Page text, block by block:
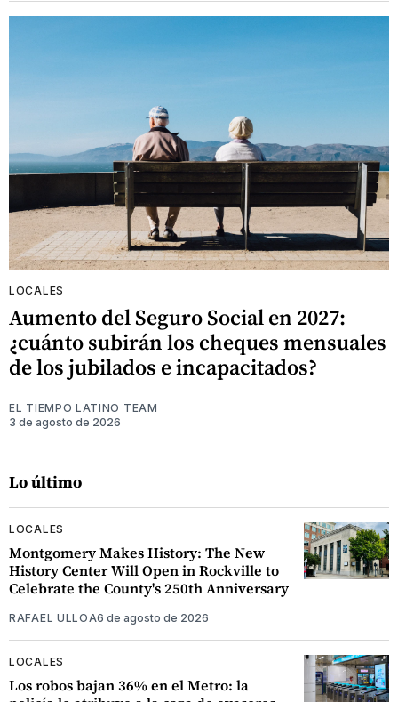
LOCALES
Aumento del Seguro Social en 2027:
¿cuánto subirán los cheques mensuales
de los jubilados e incapacitados?
EL TIEMPO LATINO TEAM
3 de agosto de 2026
Lo último
LOCALES
Montgomery Makes History: The New
History Center Will Open in Rockville to
Celebrate the County's 250th Anniversary
RAFAEL ULLOA6 de agosto de 2026
LOCALES
Los robos bajan 36% en el Metro: la